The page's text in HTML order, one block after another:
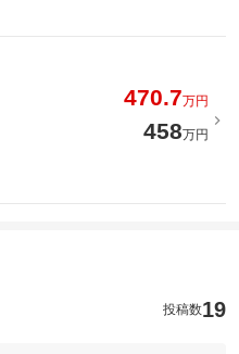
470.7万円
458万円
投稿数19